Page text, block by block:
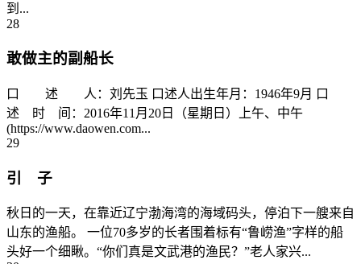
到...
28
敢做主的副船长
口 述 人：刘先玉 口述人出生年月：1946年9月 口
述 时 间：2016年11月20日（星期日）上午、中午
(https://www.daowen.com...
29
引 子
秋日的一天，在靠近辽宁渤海湾的海域码头，停泊下一艘来自
山东的渔船。 一位70多岁的长者围着标有“鲁崂渔”字样的船
头好一个细瞅。“你们真是文武港的渔民？”老人家兴...